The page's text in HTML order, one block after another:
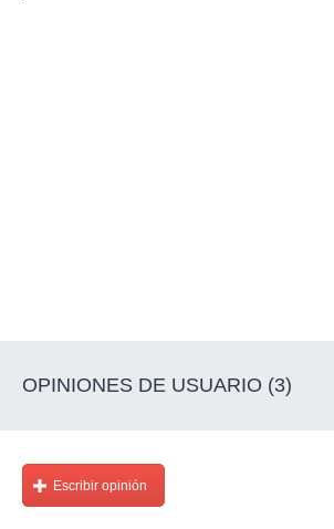
OPINIONES DE USUARIO (3)
Escribir opinión